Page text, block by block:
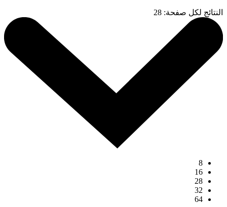
النتائج لكل صفحة:
28
8
16
28
32
64